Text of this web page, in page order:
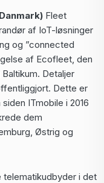
Fleet
af IoT-løsninger
og ”connected
af Ecofleet, den
Detaljer
Dette er
ITmobile i 2016
dem
Østrig og
i det